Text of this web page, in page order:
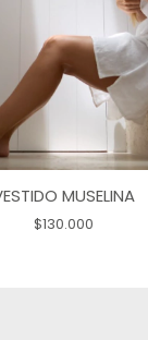
MUSELINA
$130.000